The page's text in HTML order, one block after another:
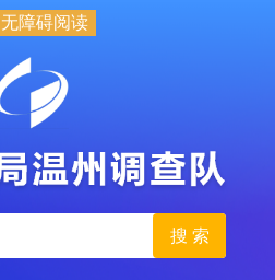
无障碍阅读
搜 索